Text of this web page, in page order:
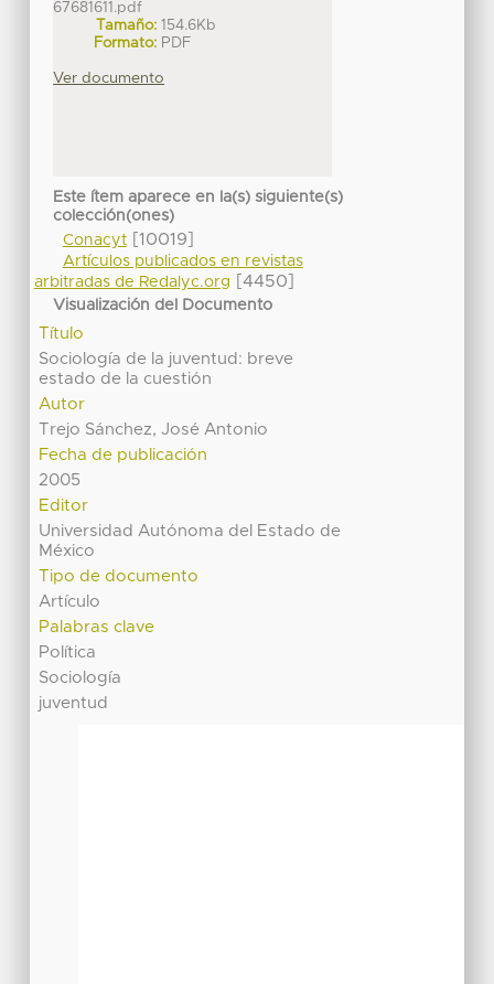
67681611.pdf
Tamaño: 154.6Kb
Formato: PDF
Ver documento
Este ítem aparece en la(s) siguiente(s)
colección(ones)
Conacyt[10019]
Artículos publicados en revistas
arbitradas de Redalyc.org
[4450]
Visualización del Documento
Título
Sociología de la juventud: breve
estado de la cuestión
Autor
Trejo Sánchez, José Antonio
Fecha de publicación
2005
Editor
Universidad Autónoma del Estado de
México
Tipo de documento
Artículo
Palabras clave
Política
Sociología
juventud